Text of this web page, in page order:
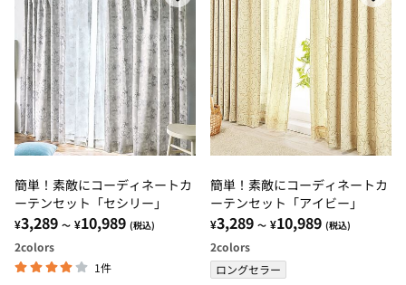
簡単！素敵にコーディネートカ
ーテンセット「セシリー」
¥3,289 ～ ¥10,989 (税込)
2colors
1件
簡単！素敵にコーディネートカ
ーテンセット「アイビー」
¥3,289 ～ ¥10,989 (税込)
2colors
ロングセラー